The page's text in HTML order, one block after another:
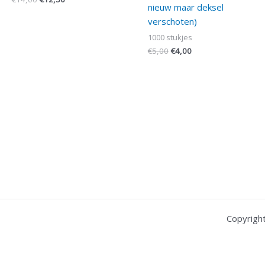
nieuw maar deksel
verschoten)
1000 stukjes
€5,00 €4,00